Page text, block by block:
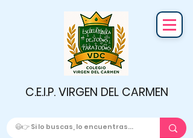
C.E.I.P. VIRGEN DEL CARMEN